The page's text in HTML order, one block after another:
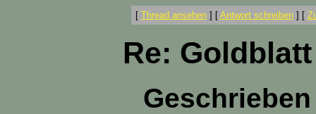
[ Thread ansehen] [ Antwort schreiben] [
Re: